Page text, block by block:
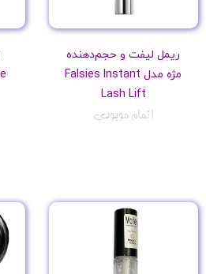
ریمل لیفت و حجم‌دهنده
مژه مدل Falsies Instant
Lash Lift
اتمام موجودی